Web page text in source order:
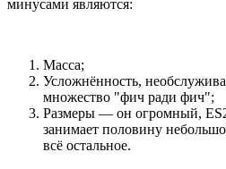
минусами являются:
Масса;
Усложнённость,
множество "фич ради фич";
Размеры — он огромный,
занимает половину
всё остальное.